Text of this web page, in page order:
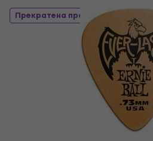
Прекратена продажба